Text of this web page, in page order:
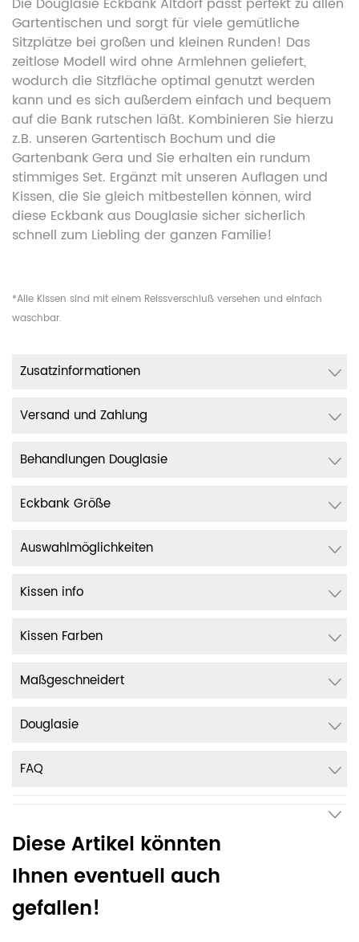
Gartentischen und sorgt für viele gemütliche
Sitzplätze bei großen und kleinen Runden! Das
zeitlose Modell wird ohne Armlehnen geliefert,
wodurch die Sitzfläche optimal genutzt werden
kann und es sich außerdem einfach und bequem
auf die Bank rutschen läßt. Kombinieren Sie hierzu
z.B. unseren Gartentisch Bochum und die
Gartenbank Gera und Sie erhalten ein rundum
stimmiges Set. Ergänzt mit unseren Auflagen und
Kissen, die Sie gleich mitbestellen können, wird
diese Eckbank aus Douglasie sicher sicherlich
schnell zum Liebling der ganzen Familie!
*Alle Kissen sind mit einem Reissverschluß versehen und einfach
waschbar.
Zusatzinformationen
Versand und Zahlung
Behandlungen Douglasie
Eckbank Größe
Auswahlmöglichkeiten
Kissen info
Kissen Farben
Maßgeschneidert
Douglasie
FAQ
Diese Artikel könnten
Ihnen eventuell auch
gefallen!